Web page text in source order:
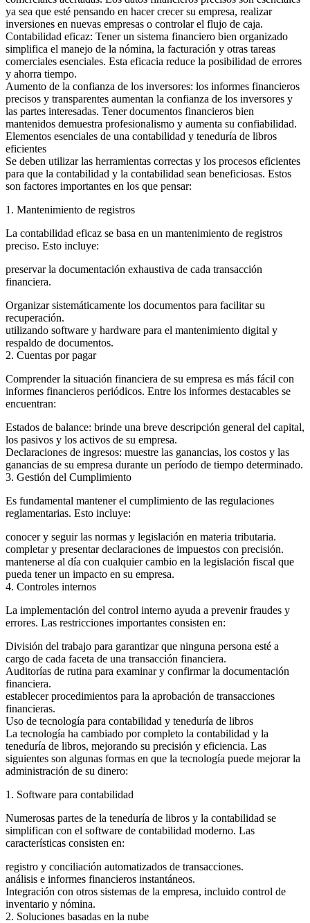
ya sea que esté pensando en hacer crecer su empresa, realizar
inversiones en nuevas empresas o controlar el flujo de caja.
Contabilidad eficaz: Tener un sistema financiero bien organizado
simplifica el manejo de la nómina, la facturación y otras tareas
comerciales esenciales. Esta eficacia reduce la posibilidad de errores
y ahorra tiempo.
Aumento de la confianza de los inversores: los informes financieros
precisos y transparentes aumentan la confianza de los inversores y
las partes interesadas. Tener documentos financieros bien
mantenidos demuestra profesionalismo y aumenta su confiabilidad.
Elementos esenciales de una contabilidad y teneduría de libros
eficientes
Se deben utilizar las herramientas correctas y los procesos eficientes
para que la contabilidad y la contabilidad sean beneficiosas. Estos
son factores importantes en los que pensar:
1. Mantenimiento de registros
La contabilidad eficaz se basa en un mantenimiento de registros
preciso. Esto incluye:
preservar la documentación exhaustiva de cada transacción
financiera.
Organizar sistemáticamente los documentos para facilitar su
recuperación.
utilizando software y hardware para el mantenimiento digital y
respaldo de documentos.
2. Cuentas por pagar
Comprender la situación financiera de su empresa es más fácil con
informes financieros periódicos. Entre los informes destacables se
encuentran:
Estados de balance: brinde una breve descripción general del capital,
los pasivos y los activos de su empresa.
Declaraciones de ingresos: muestre las ganancias, los costos y las
ganancias de su empresa durante un período de tiempo determinado.
3. Gestión del Cumplimiento
Es fundamental mantener el cumplimiento de las regulaciones
reglamentarias. Esto incluye:
conocer y seguir las normas y legislación en materia tributaria.
completar y presentar declaraciones de impuestos con precisión.
mantenerse al día con cualquier cambio en la legislación fiscal que
pueda tener un impacto en su empresa.
4. Controles internos
La implementación del control interno ayuda a prevenir fraudes y
errores. Las restricciones importantes consisten en:
División del trabajo para garantizar que ninguna persona esté a
cargo de cada faceta de una transacción financiera.
Auditorías de rutina para examinar y confirmar la documentación
financiera.
establecer procedimientos para la aprobación de transacciones
financieras.
Uso de tecnología para contabilidad y teneduría de libros
La tecnología ha cambiado por completo la contabilidad y la
teneduría de libros, mejorando su precisión y eficiencia. Las
siguientes son algunas formas en que la tecnología puede mejorar la
administración de su dinero:
1. Software para contabilidad
Numerosas partes de la teneduría de libros y la contabilidad se
simplifican con el software de contabilidad moderno. Las
características consisten en:
registro y conciliación automatizados de transacciones.
análisis e informes financieros instantáneos.
Integración con otros sistemas de la empresa, incluido control de
inventario y nómina.
2. Soluciones basadas en la nube